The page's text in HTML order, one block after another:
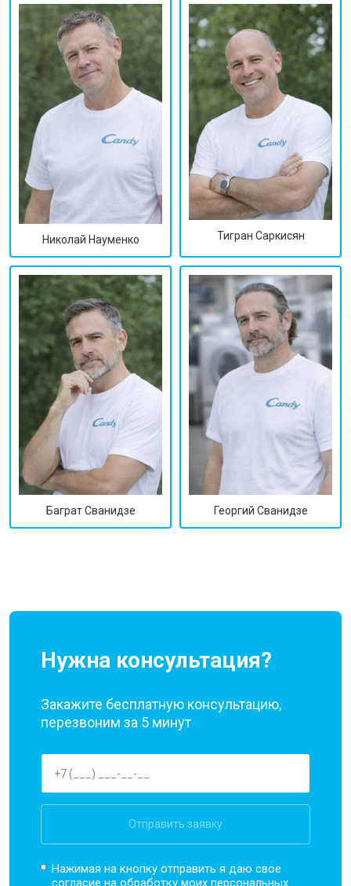
Николай Науменко Тигран Саркисян
Баграт Сванидзе Георгий Сванидзе
Нужна консультация?
Закажите бесплатную консультацию,
перезвоним за 5 минут
Отправить заявку
Нажимая на кнопку отправить я даю свое
согласие на обработку моихперсональных